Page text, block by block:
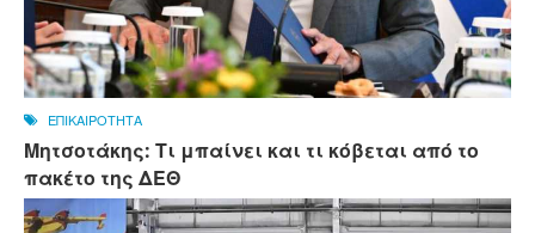
ΕΠΙΚΑΙΡΟΤΗΤΑ
Μητσοτάκης: Τι μπαίνει και τι κόβεται από το
πακέτο της ΔΕΘ